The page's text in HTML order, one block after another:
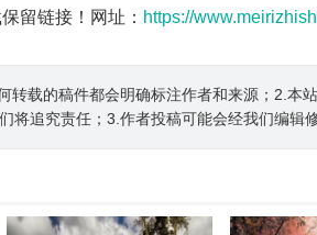
留链接！网址： https://
转载的稿件都会明确标注作者和来源；2.本
将追究责任；3.作者投稿可能会经我们编辑修